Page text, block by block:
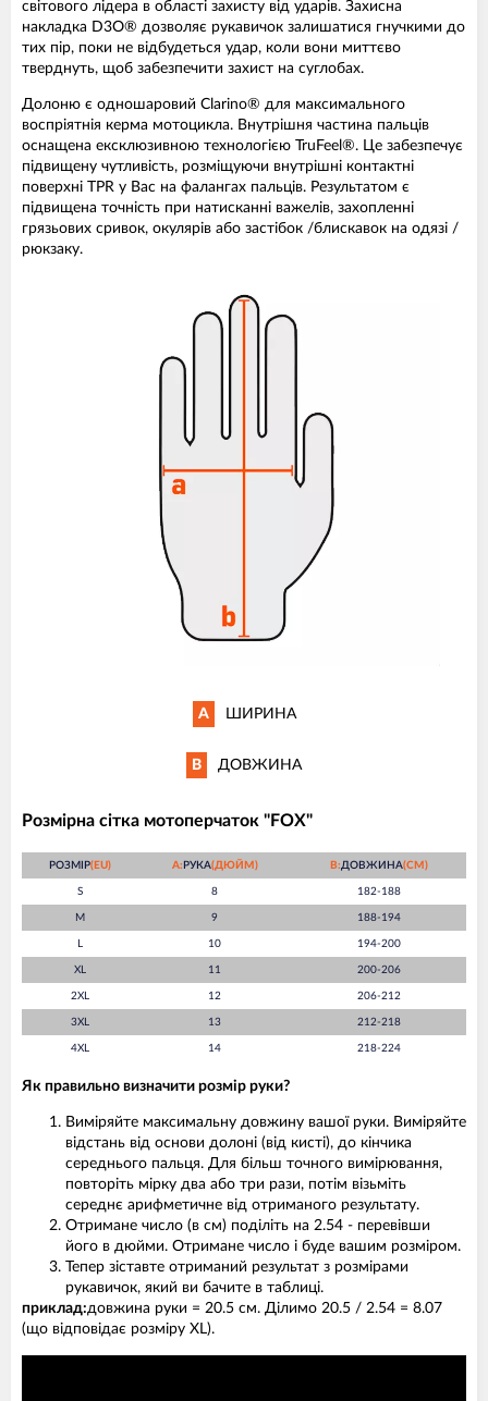
світового лідера в області захисту від ударів. Захисна
накладка D3O® дозволяє рукавичок залишатися гнучкими до
тих пір, поки не відбудеться удар, коли вони миттєво
тверднуть, щоб забезпечити захист на суглобах.
Долоню є одношаровий Clarino® для максимального
воспріятнія керма мотоцикла. Внутрішня частина пальців
оснащена ексклюзивною технологією TruFeel®. Це забезпечує
підвищену чутливість, розміщуючи внутрішні контактні
поверхні TPR у Вас на фалангах пальців. Результатом є
підвищена точність при натисканні важелів, захопленні
грязьових сривок, окулярів або застібок /блискавок на одязі /
рюкзаку.
A ШИРИНА
B ДОВЖИНА
Розмірна сітка мотоперчаток "FOX"
РОЗМІР(EU) A: РУКА(ДЮЙМ) B: ДОВЖИНА(СМ)
S 8 182-188
M 9 188-194
10 194-200
XL 11 200-206
2XL 12 206-212
3XL 13 212-218
4XL 14 218-224
Як правильно визначити розмір руки?
Виміряйте максимальну довжину вашої руки. Виміряйте
відстань від основи долоні (від кисті), до кінчика
середнього пальця. Для більш точного вимірювання,
повторіть мірку два або три рази, потім візьміть
середнє арифметичне від отриманого результату.
Отримане число (в см) поділіть на 2.54 - перевівши
його в дюйми. Отримане число і буде вашим розміром.
Тепер зіставте отриманий результат з розмірами
рукавичок, який ви бачите в таблиці.
приклад:довжина руки = 20.5 см. Ділимо 20.5 / 2.54 = 8.07
(що відповідає розміру XL).